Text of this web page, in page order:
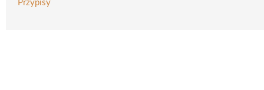
Przypisy